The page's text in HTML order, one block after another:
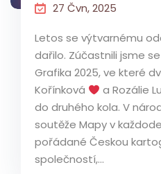
27 Čvn, 2025
Letos se výtvarnému
dařilo. Zúčastnili jsme
Grafika 2025, ve které
Kořínková
a Rozálie
do druhého kola. V
soutěže Mapy v
pořádané Českou
společností,...